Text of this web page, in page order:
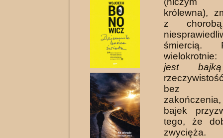
królewna),
z
śmiercią.
jest bajką
bez
bajek
tego, że
zwycięża.